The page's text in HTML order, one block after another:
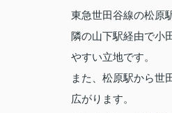
東急世田谷線の松原
隣の山下駅経由で小
やすい立地です。
また、松原駅から世
広がります。